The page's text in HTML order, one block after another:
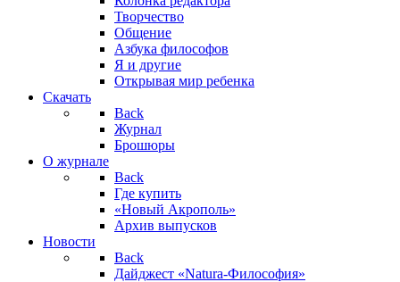
Творчество
Общение
Азбука философов
Я и другие
Открывая мир ребенка
Скачать
Back
Журнал
Брошюры
О журнале
Back
Где купить
«Новый Акрополь»
Архив выпусков
Новости
Back
Дайджест «Natura-Философия»